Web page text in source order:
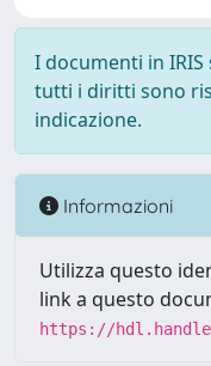
I documenti in
tutti i diritti sono
indicazione.
Informazioni
Utilizza questo
link a questo
https://